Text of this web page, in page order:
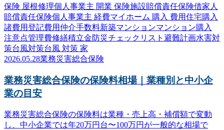
保険 屋根修理個人事業主 開業 保険施設賠償責任保険借家人
賠償責任保険個人事業主 経費マイホーム 購入 費用住宅購入
諸費用登記費用仲介手数料新築マンションマンション購入
注意点管理費修繕積立金防災チェックリスト 避難計画水害対
策台風対策台風 対策 家
2026.05.28業務災害総合保険
業務災害総合保険の保険料相場｜業種別と中小企
業の目安
業務災害総合保険の保険料は業種・売上高・補償額で変動
し、中小企業では年20万円台〜100万円が一般的な相場で